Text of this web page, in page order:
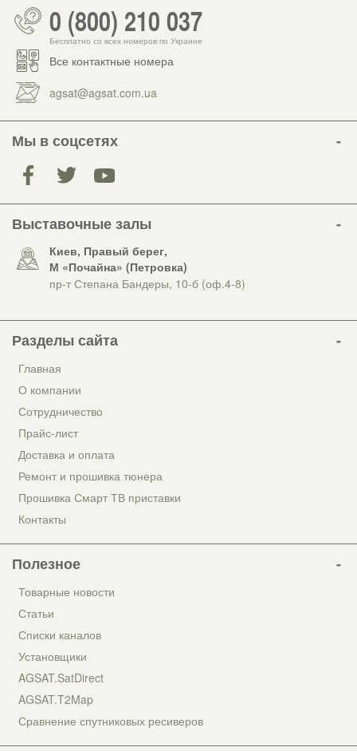
0 (800) 210 037
Бесплатно со всех номеров по Украине
Все контактные номера
agsat@agsat.com.ua
Мы в соцсетях
Выставочные залы
Киев, Правый берег,
М «Почайна» (Петровка)
пр-т Степана Бандеры, 10-б (оф.4-8)
Разделы сайта
Главная
О компании
Сотрудничество
Прайс-лист
Доставка и оплата
Ремонт и прошивка тюнера
Прошивка Смарт ТВ приставки
Контакты
Полезное
Товарные новости
Статьи
Списки каналов
Установщики
AGSAT.SatDirect
AGSAT.T2Map
Сравнение спутниковых ресиверов